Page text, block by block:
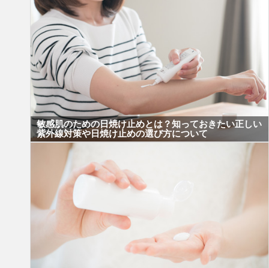
敏感肌のための日焼け止めとは？知っておきたい正しい
紫外線対策や日焼け止めの選び方について